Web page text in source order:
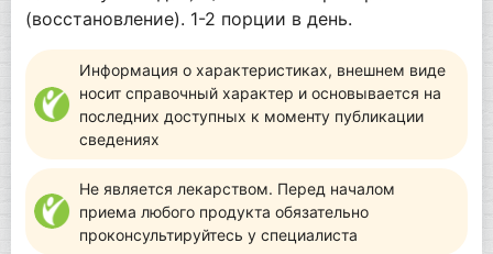
(восстановление). 1-2 порции в день.
Информация о характеристиках, внешнем виде
носит справочный характер и основывается на
последних доступных к моменту публикации
сведениях
Не является лекарством. Перед началом
приема любого продукта обязательно
проконсультируйтесь у специалиста